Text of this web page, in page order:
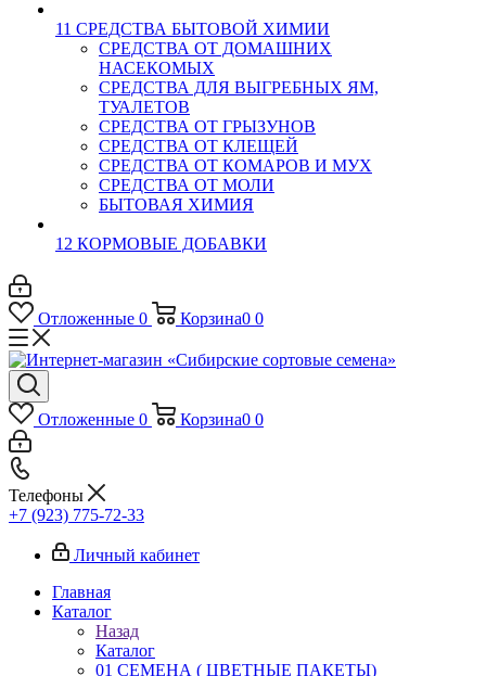
11 СРЕДСТВА БЫТОВОЙ ХИМИИ
СРЕДСТВА ОТ ДОМАШНИХ
НАСЕКОМЫХ
СРЕДСТВА ДЛЯ ВЫГРЕБНЫХ ЯМ,
ТУАЛЕТОВ
СРЕДСТВА ОТ ГРЫЗУНОВ
СРЕДСТВА ОТ КЛЕЩЕЙ
СРЕДСТВА ОТ КОМАРОВ И МУХ
СРЕДСТВА ОТ МОЛИ
БЫТОВАЯ ХИМИЯ
12 КОРМОВЫЕ ДОБАВКИ
Отложенные 0 Корзина0 0
Отложенные 0 Корзина0 0
Телефоны
+7 (923) 775-72-33
Личный кабинет
Главная
Каталог
Назад
Каталог
01 СЕМЕНА ( ЦВЕТНЫЕ ПАКЕТЫ)